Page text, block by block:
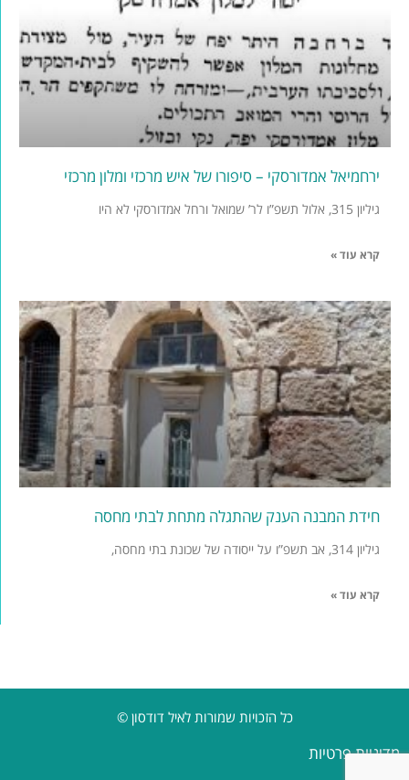
ירחמיאל אמדורסקי – סיפורו של איש מרכזי ומלון מרכזי
גיליון 315, אלול תשפ”ו לר’ שמואל ורחל אמדורסקי לא היו
קרא עוד »
חידת המבנה הענק שהתגלה מתחת לבתי מחסה
גיליון 314, אב תשפ”ו על ייסודה של שכונת בתי מחסה,
קרא עוד »
כל הזכויות שמורות לאיל דודסון ©
מדיניות פרטיות